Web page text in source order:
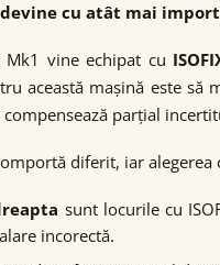
cu atât mai
Mk1 vine echipat cu
această mașină este
compensează parțial
diferit, iar alegerea
sunt locurile cu
incorectă.